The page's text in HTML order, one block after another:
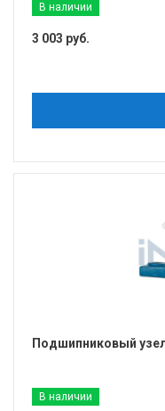
В наличии
3 003 руб.
Подшипниковый узел
В наличии